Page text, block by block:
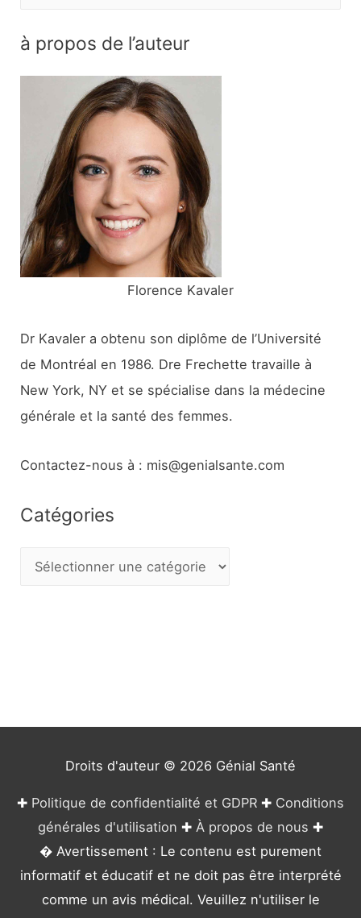
h
:
à propos de l’auteur
Florence Kavaler
Dr Kavaler a obtenu son diplôme de l’Université
de Montréal en 1986. Dre Frechette travaille à
New York, NY et se spécialise dans la médecine
générale et la santé des femmes.
Contactez-nous à : mis@genialsante.com
Catégories
Droits d'auteur © 2026 Génial Santé
✚ Politique de confidentialité et GDPR ✚ Conditions
générales d'utilisation ✚ À propos de nous ✚
� Avertissement : Le contenu est purement
informatif et éducatif et ne doit pas être interprété
comme un avis médical. Veuillez n'utiliser le